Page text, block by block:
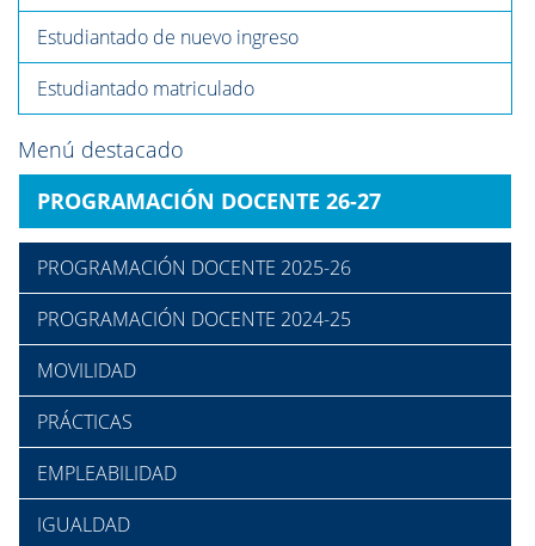
Estudiantado de nuevo ingreso
Estudiantado matriculado
Menú destacado
PROGRAMACIÓN DOCENTE 26-27
PROGRAMACIÓN DOCENTE 2025-26
PROGRAMACIÓN DOCENTE 2024-25
MOVILIDAD
PRÁCTICAS
EMPLEABILIDAD
IGUALDAD